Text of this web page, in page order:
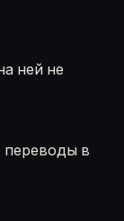
ней не
в